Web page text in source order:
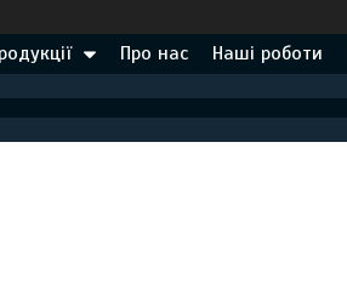
Про нас Наші роботи